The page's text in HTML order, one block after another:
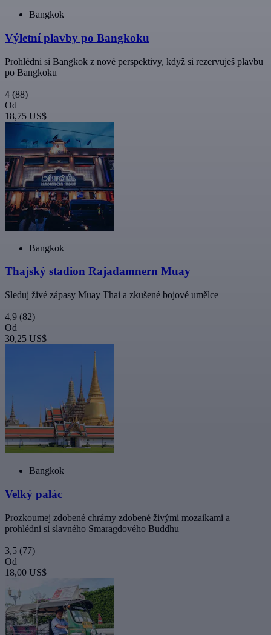
Bangkok
Výletní plavby po Bangkoku
Prohlédni si Bangkok z nové perspektivy, když si rezervuješ plavbu
po Bangkoku
4 (88)
Od
18,75 US$
Bangkok
Thajský stadion Rajadamnern Muay
Sleduj živé zápasy Muay Thai a zkušené bojové umělce
4,9 (82)
Od
30,25 US$
Bangkok
Velký palác
Prozkoumej zdobené chrámy zdobené živými mozaikami a
prohlédni si slavného Smaragdového Buddhu
3,5 (77)
Od
18,00 US$